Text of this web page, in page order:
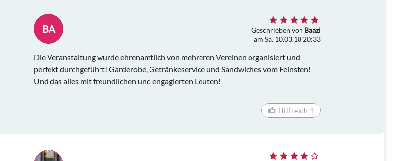
BA Geschrieben von Baazi
am Sa. 10.03.18 20:33
Die Veranstaltung wurde ehrenamtlich von mehreren Vereinen organisiert und
perfekt durchgeführt! Garderobe, Getränkeservice und Sandwiches vom Feinsten!
Und das alles mit freundlichen und engagierten Leuten!
Hilfreich 1